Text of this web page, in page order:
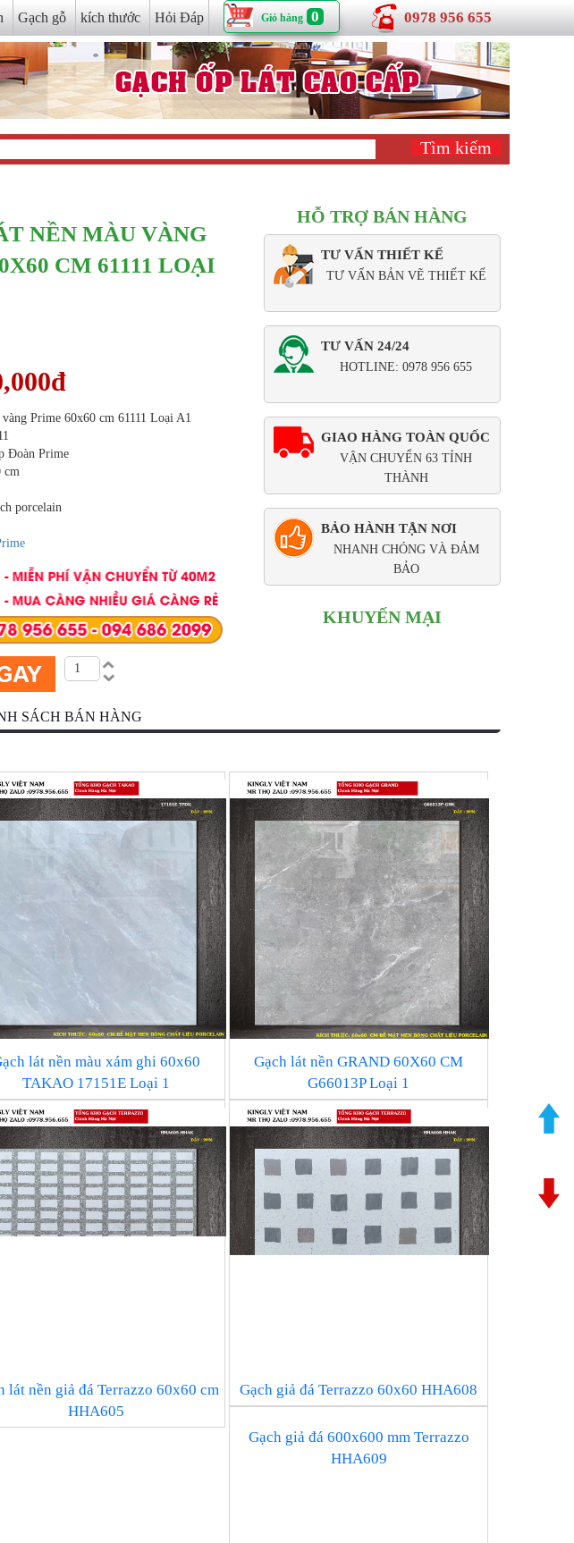
Gạch gỗ kích thước Hỏi Đáp Giỏ hàng 0 0978 956 655
NỀN MÀU VÀNG
CM 61111 LOẠI
Prime 60x60 cm 61111 Loại A1
Đoàn Prime
cm
porcelain
HỖ TRỢ BÁN HÀNG
TƯ VẤN THIẾT KẾ
TƯ VẤN BẢN VẼ THIẾT KẾ
TƯ VẤN 24/24
HOTLINE: 0978 956 655
GIAO HÀNG TOÀN QUỐC
VẬN CHUYỂN 63 TỈNH
THÀNH
BẢO HÀNH TẬN NƠI
NHANH CHÓNG VÀ ĐẢM
BẢO
KHUYẾN MẠI
SÁCH BÁN HÀNG
lát nền màu xám ghi 60x60
TAKAO 17151E Loại 1
Gạch lát nền GRAND 60X60 CM
G66013P Loại 1
lát nền giả đá Terrazzo 60x60 cm
HHA605
Gạch giả đá Terrazzo 60x60 HHA608
Gạch giả đá 600x600 mm Terrazzo
HHA609